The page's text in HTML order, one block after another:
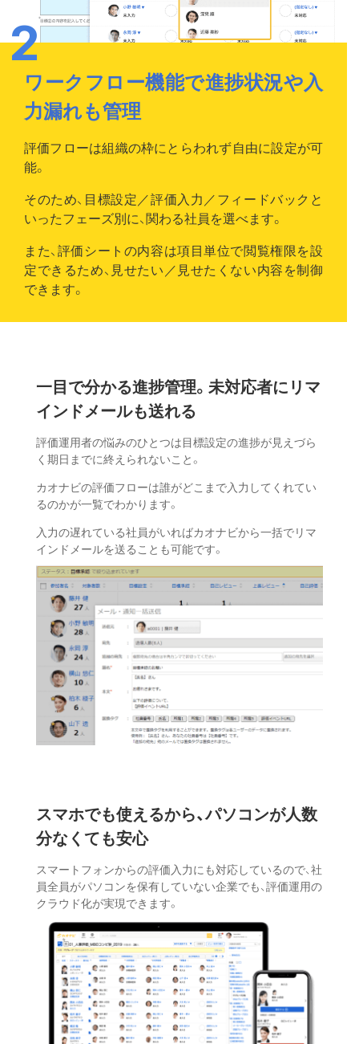
ワークフロー機能で進捗状況や入
力漏れも管理
評価フローは組織の枠にとらわれず自由に設定が可
能。
そのため、目標設定／評価入力／フィードバックと
いったフェーズ別に、関わる社員を選べます。
また、評価シートの内容は項目単位で閲覧権限を設
定できるため、見せたい／見せたくない内容を制御
できます。
一目で分かる進捗管理。 未対応者にリマ
インドメールも送れる
評価運用者の悩みのひとつは目標設定の進捗が見えづら
く期日までに終えられないこと。
カオナビの評価フローは誰がどこまで入力してくれてい
るのかが一覧でわかります。
入力の遅れている社員がいればカオナビから一括でリマ
インドメールを送ることも可能です。
スマホでも使えるから、パソコンが人数
分なくても安心
スマートフォンからの評価入力にも対応しているので、社
員全員がパソコンを保有していない企業でも、評価運用の
クラウド化が実現できます。